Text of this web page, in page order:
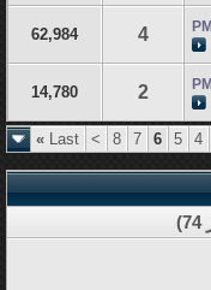
4
62,984
2
14,780
4
5
6
7
8
>
Last
»